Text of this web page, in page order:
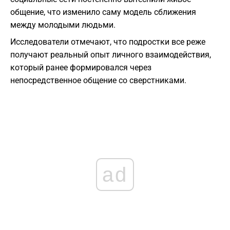
общение, что изменило саму модель сближения
между молодыми людьми.
Исследователи отмечают, что подростки все реже
получают реальный опыт личного взаимодействия,
который ранее формировался через
непосредственное общение со сверстниками.
ad